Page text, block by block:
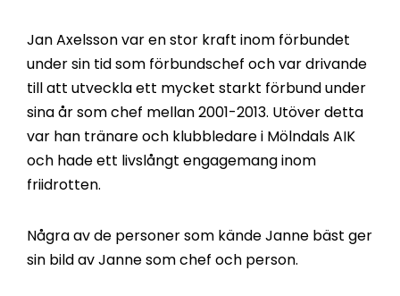
Jan Axelsson var en stor kraft inom förbundet
under sin tid som förbundschef och var drivande
till att utveckla ett mycket starkt förbund under
sina år som chef mellan 2001-2013. Utöver detta
var han tränare och klubbledare i Mölndals AIK
och hade ett livslångt engagemang inom
friidrotten.
Några av de personer som kände Janne bäst ger
sin bild av Janne som chef och person.